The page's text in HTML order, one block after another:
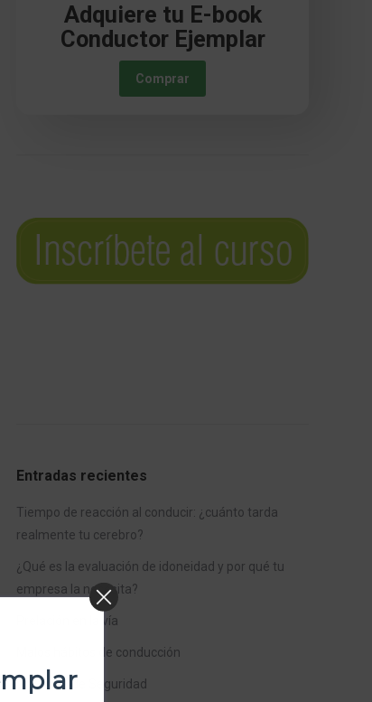
Adquiere tu E-book
Conductor Ejemplar
Comprar
Entradas recientes
Tiempo de reacción al conducir: ¿cuánto tarda
realmente tu cerebro?
¿Qué es la evaluación de idoneidad y por qué tu
empresa la necesita?
Prelación en la vía
Malos hábitos de conducción
Distancia de Seguridad